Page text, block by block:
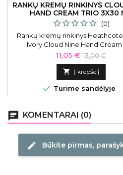
RANKŲ KREMŲ RINKINYS
HAND CREAM TRIO 3X30
(0)
Rankų kremų rinkinys
Ivory Cloud Nine Hand Cream
CNFG7740, 3x30 ml
Kaina
11,05 € Bazinė
kaina
13,00 €
 Į krepšelį
 Turime sandėlyje
chat KOMENTARAI (0)
edit Būkite pirmas,